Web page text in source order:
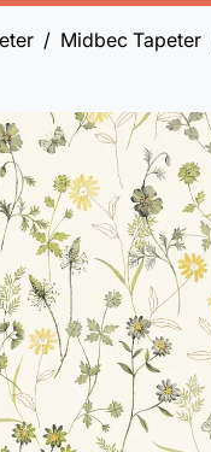
Midbec Tapeter